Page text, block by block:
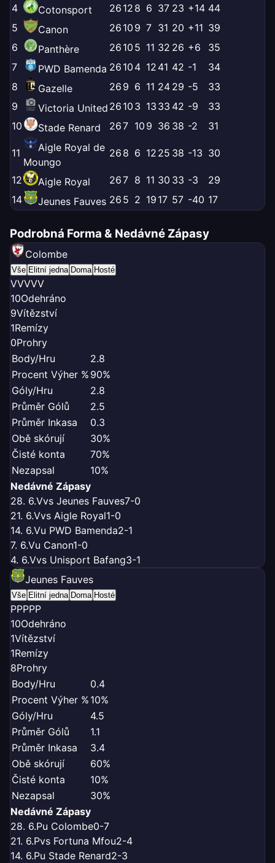
4 Cotonsport 26 12 8 6 37 23 +14 44
5
Canon 26 10 9 7 31 20 +11 39
6
Panthère 26 10 5 11 32 26 +6
35
7
PWD Bamenda 26 10 4 12 41 42 -1
34
8
Gazelle 26 9 6 11 24 29 -5
33
9
Victoria United 26 10 3 13 33 42 -9
33
10
Stade Renard 267 10 9 36 38 -2 31
11
Aigle Royal de
Moungo
26 8 6 12 25 38 -13 30
12 Aigle Royal 267 8 11 30 33 -3
29
14
Jeunes Fauves 26 5 2 19 17 57 -40 17
Podrobná Forma & Nedávné Zápasy
Colombe
Vše Elitní jedna Doma Hosté
VVVVV
10Odehráno
9Vítězství
1Remízy
0Prohry
Body/Hru
2.8
Procent Výher % 90%
Góly/Hru
2.8
Průměr Gólů
2.5
Průměr Inkasa
0.3
Obě skórují
30%
Čisté konta
70%
Nezapsal
10%
Nedávné Zápasy
28. 6.Vvs Jeunes Fauves7-0
21. 6.Vvs Aigle Royal1-0
14. 6.Vu PWD Bamenda2-1
7. 6.Vu Canon1-0
4. 6.Vvs Unisport Bafang3-1
Jeunes Fauves
Vše Elitní jedna Doma Hosté
PPPPP
10Odehráno
1Vítězství
1Remízy
8Prohry
Body/Hru
0.4
Procent Výher % 10%
Góly/Hru
4.5
Průměr Gólů
1.1
Průměr Inkasa
3.4
Obě skórují
60%
Čisté konta
10%
Nezapsal
30%
Nedávné Zápasy
28. 6.Pu Colombe0-7
21. 6.Pvs Fortuna Mfou2-4
14. 6.Pu Stade Renard2-3